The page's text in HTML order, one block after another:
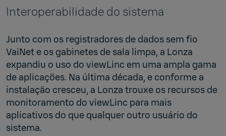
Interoperabilidade do sistema
Junto com os registradores de dados sem fio
VaiNet e os gabinetes de sala limpa, a Lonza
expandiu o uso do viewLinc em uma ampla gama
de aplicações. Na última década, e conforme a
instalação cresceu, a Lonza trouxe os recursos de
monitoramento do viewLinc para mais
aplicativos do que qualquer outro usuário do
sistema.